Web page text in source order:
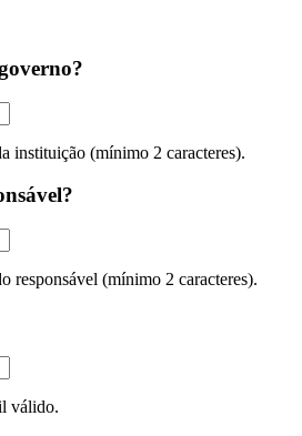
instituição (mínimo 2 caracteres).
responsável (mínimo 2 caracteres).
válido.